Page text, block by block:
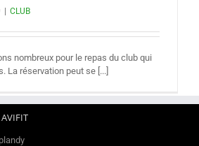
CLUB
nombreux pour le repas du club qui
La réservation peut se [...]